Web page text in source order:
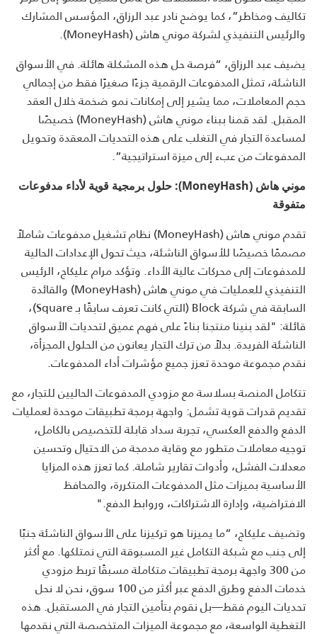
تكاليف ومخاطر”، كما يوضح نادر عبد الرزاق، المؤسس المشارك
والرئيس التنفيذي لشركة موني هاش (MoneyHash).
يضيف عبد الرزاق، “فرصة حل هذه المشكلة هائلة. في الأسواق
الناشئة، تمثل المدفوعات الرقمية جزءًا صغيرًا فقط من إجمالي
حجم المعاملات، مما يشير إلى إمكانات نمو ضخمة خلال العقد
المقبل. لقد قمنا ببناء موني هاش (MoneyHash) خصيصًا
لمساعدة التجار في التغلب على هذه التحديات المعقدة وتحويل
المدفوعات من عبء إلى ميزة استراتيجية”.
موني هاش (MoneyHash): حلول برمجية قوية لأداء مدفوعات
متفوقة
تقدم موني هاش (MoneyHash) نظام تشغيل مدفوعات شاملاً
مصممًا خصيصًا للأسواق الناشئة، حيث تحول الإعدادات الحالية
للمدفوعات إلى محركات عالية الأداء. وتؤكد مرام عليكاج، الرئيس
التنفيذي للعمليات في موني هاش (MoneyHash) والقائدة
السابقة في شركة Block (التي كانت تعرف سابقًا بـ Square)،
قائلة: "لقد بنينا منتجنا بناءً على فهم عميق لتحديات الأسواق
الناشئة الفريدة. بدلاً من ترك التجار يعانون من الحلول المجزأة،
نقدم مجموعة موحدة تعزز جميع مؤشرات أداء المدفوعات.
تتكامل المنصة بسلاسة مع مزودي المدفوعات الحاليين للتجار، مع
تقديم قدرات قوية تشمل: واجهة برمجة تطبيقات موحدة لعمليات
الدفع والدفع العكسي، تجربة سداد قابلة للتخصيص بالكامل،
توجيه معاملات متطور مع وقاية مدمجة من الاحتيال وتحسين
معدلات الفشل، وأدوات تقارير شاملة. كما تعزز هذه المزايا
الأساسية بميزات مثل المدفوعات المتكررة، والمحافظ
الافتراضية، وإدارة الاشتراكات، وروابط الدفع."
وتضيف عليكاج، “ما يميزنا هو تركيزنا على الأسواق الناشئة جنبًا
إلى جنب مع شبكة التكامل غير المسبوقة التي نمتلكها. مع أكثر
من 300 واجهة برمجة تطبيقات متكاملة مسبقًا تربط مزودي
خدمات الدفع وطرق الدفع عبر أكثر من 100 سوق، نحن لا نحل
تحديات اليوم فقط—بل نقوم بتأمين التجار في المستقبل. هذه
التغطية الواسعة، مع مجموعة الميزات المتخصصة التي نقدمها